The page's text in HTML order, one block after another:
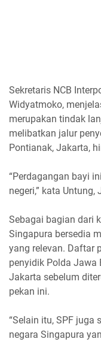
Sekretaris NCB
Widyatmoko,
merupakan tindak
melibatkan jalur
Pontianak, Jakarta,
“Perdagangan bayi
negeri,” kata
Sebagai bagian dari
Singapura bersedia
yang relevan. Daftar
penyidik Polda Jawa
Jakarta sebelum
pekan ini.
“Selain itu, SPF juga
negara Singapura